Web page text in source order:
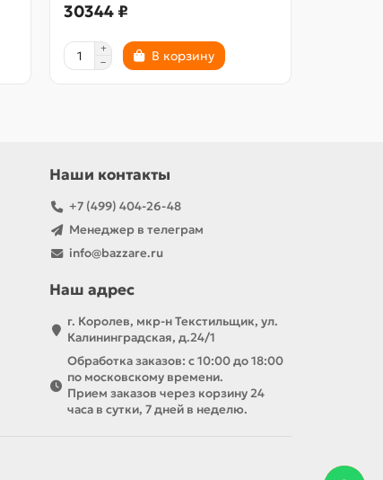
30344 ₽
В корзину
Наши контакты
+7 (499) 404-26-48
Менеджер в телеграм
info@bazzare.ru
Наш адрес
г. Королев, мкр-н Текстильщик, ул.
Калининградская, д.24/1
Обработка заказов: с 10:00 до 18:00
по московскому времени.
Прием заказов через корзину 24
часа в сутки, 7 дней в неделю.